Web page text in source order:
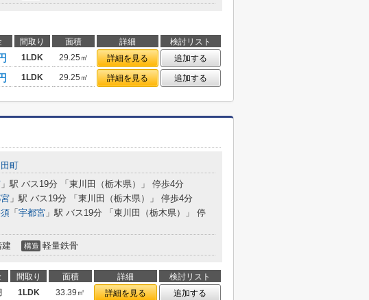
間取り 面積 詳細
検討リスト
1LDK 29.25㎡ 詳細を見る
追加する
1LDK 29.25㎡ 詳細を見る 追加する
田町
」駅 バス19分 「東川田（栃木県）」 停歩4分
」駅 バス19分 「東川田（栃木県）」 停歩4分
「 宇都宮 」駅 バス19分 「東川田（栃木県）」 停
建 構造 軽量鉄骨
間取り 面積 詳細
検討リスト
1LDK 33.39㎡ 詳細を見る 追加する